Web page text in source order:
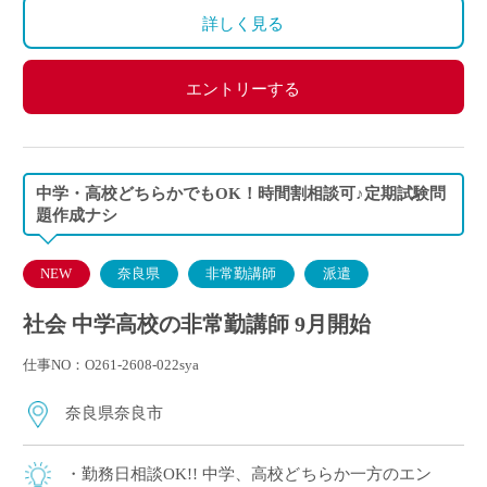
詳しく見る
エントリーする
中学・高校どちらかでもOK！時間割相談可♪定期試験問
題作成ナシ
NEW 奈良県 非常勤講師 派遣
社会 中学高校の非常勤講師 9月開始
仕事NO：O261-2608-022sya
奈良県奈良市
・勤務日相談OK!! 中学、高校どちらか一方のエン